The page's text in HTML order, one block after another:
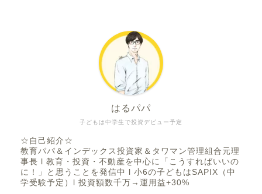
子どもは中学生で投資デビュー予定
はるパパ
☆自己紹介☆
教育パパ＆インデックス投資家＆タワマン管理組合元理
事長 l 教育・投資・不動産を中心に「こうすればいいの
に！」と思うことを発信中 l 小6の子どもはSAPIX（中
学受験予定）l 投資額数千万→運用益+30%